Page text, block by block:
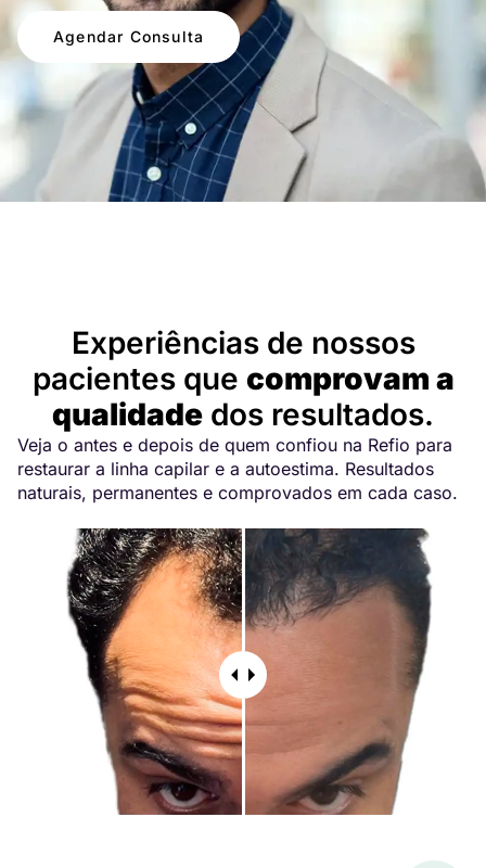
Agendar Consulta
Experiências de nossos
pacientes que comprovam a
qualidade dos resultados.
Veja o antes e depois de quem confiou na Refio para
restaurar a linha capilar e a autoestima. Resultados
naturais, permanentes e comprovados em cada caso.